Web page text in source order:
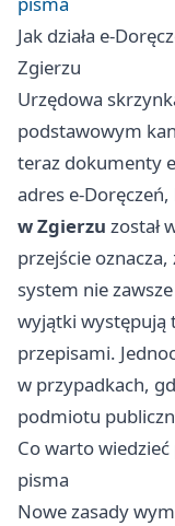
Jak działa
Zgierzu
Urzędowa
podstawowym
teraz dokumenty
adres
w Zgierzu został
przejście
system nie
wyjątki występują
przepisami.
w przypadkach,
podmiotu
Co warto
pisma
Nowe zasady